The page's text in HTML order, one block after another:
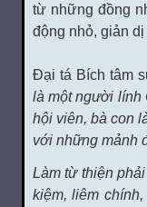
từ những đồng
động nhỏ, giản
Đại tá Bích tâm
là một người lính
hội viên, bà con
với những mảnh
Làm từ thiện
kiệm, liêm